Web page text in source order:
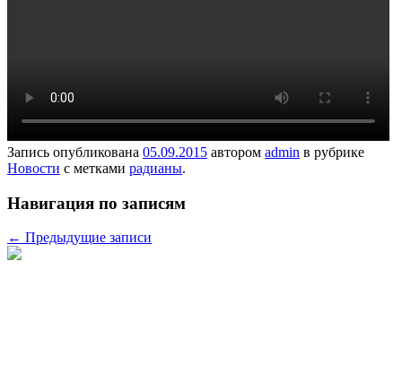
Запись опубликована 05.09.2015 автором admin в рубрике
Новости с метками радианы.
Навигация по записям
← Предыдущие записи